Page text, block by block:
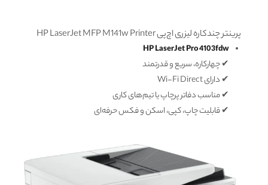
پرینتر چندکاره لیزری اچ‌پی HP LaserJet MFP M141w Printer
HP LaserJet Pro 4103fdw
✔ چهارکاره، سریع و قدرتمند
✔ دارای Wi-Fi Direct
✔ مناسب دفاتر پرچاپ یا تیم‌های کاری
✔ قابلیت چاپ، کپی، اسکن و فکس حرفه‌ای